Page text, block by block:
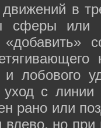
в
сферы или
и лобового
уход с
рано или
влево, но